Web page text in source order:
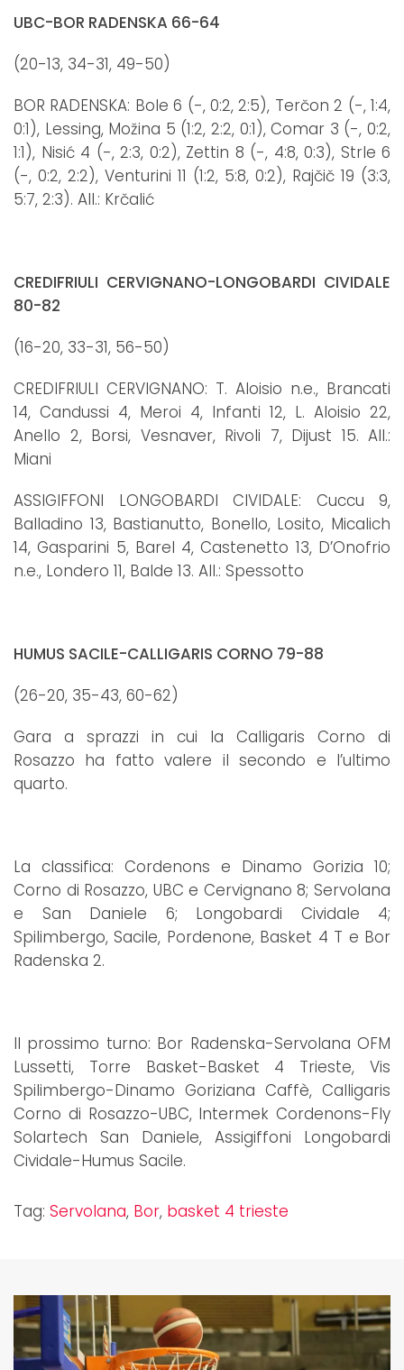
UBC-BOR RADENSKA 66-64
(20-13, 34-31, 49-50)
BOR RADENSKA: Bole 6 (-, 0:2, 2:5), Terčon 2 (-, 1:4,
0:1), Lessing, Možina 5 (1:2, 2:2, 0:1), Comar 3 (-, 0:2,
1:1), Nisić 4 (-, 2:3, 0:2), Zettin 8 (-, 4:8, 0:3), Strle 6
(-, 0:2, 2:2), Venturini 11 (1:2, 5:8, 0:2), Rajčič 19 (3:3,
5:7, 2:3). All.: Krčalić
CREDIFRIULI CERVIGNANO-LONGOBARDI CIVIDALE
80-82
(16-20, 33-31, 56-50)
CREDIFRIULI CERVIGNANO: T. Aloisio n.e., Brancati
14, Candussi 4, Meroi 4, Infanti 12, L. Aloisio 22,
Anello 2, Borsi, Vesnaver, Rivoli 7, Dijust 15. All.:
Miani
ASSIGIFFONI LONGOBARDI CIVIDALE: Cuccu 9,
Balladino 13, Bastianutto, Bonello, Losito, Micalich
14, Gasparini 5, Barel 4, Castenetto 13, D’Onofrio
n.e., Londero 11, Balde 13. All.: Spessotto
HUMUS SACILE-CALLIGARIS CORNO 79-88
(26-20, 35-43, 60-62)
Gara a sprazzi in cui la Calligaris Corno di
Rosazzo ha fatto valere il secondo e l’ultimo
quarto.
La classifica: Cordenons e Dinamo Gorizia 10;
Corno di Rosazzo, UBC e Cervignano 8; Servolana
e San Daniele 6; Longobardi Cividale 4;
Spilimbergo, Sacile, Pordenone, Basket 4 T e Bor
Radenska 2.
Il prossimo turno: Bor Radenska-Servolana OFM
Lussetti, Torre Basket-Basket 4 Trieste, Vis
Spilimbergo-Dinamo Goriziana Caffè, Calligaris
Corno di Rosazzo-UBC, Intermek Cordenons-Fly
Solartech San Daniele, Assigiffoni Longobardi
Cividale-Humus Sacile.
Tag: Servolana, Bor, basket 4 trieste